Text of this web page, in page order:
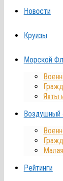
Новости
Круизы
Морской
Яхты
Воздушный
Рейтинги